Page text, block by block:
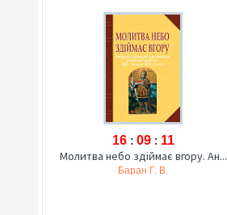
16 : 09 : 10
Молитва небо здіймає вгору. Ан...
Баран Г. В.